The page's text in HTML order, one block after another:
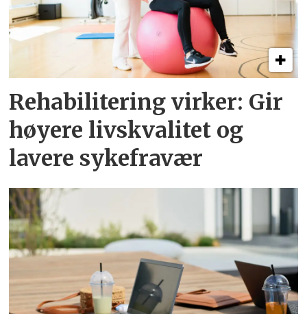
Rehabilitering virker: Gir
høyere livskvalitet og
lavere sykefravær